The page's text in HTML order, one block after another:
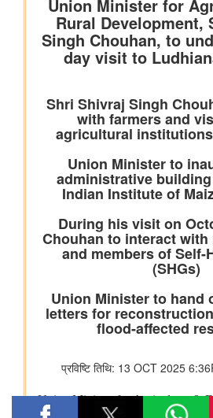
कोयला मंत्रालय
विद्युत क्षेत्र के लिए कोयले की आपूर्ति की
2026 में उत्पादन और ढुलाई में मजबूत वृद्धि
आकार
कोयला मंत्रालय की सलाहकार समिति ने
निजी क्षेत्र की भागीदारी को बढ़ावा देने पर चर्चा
वाणिज्‍य एवं उद्योग मंत्रालय
ब्रिक्स उद्योग मंत्रियों के सम्मेलन का सफल
अमेरिका से ईंधन मिश्रण के लिए एथेनॉल के
प्रतिबद्धता नहीं
पर पेटेंट और ट्रेडमार्क एजेंट परीक्षा 2027 के
किया
सफलतापूर्वक आयोजन किया